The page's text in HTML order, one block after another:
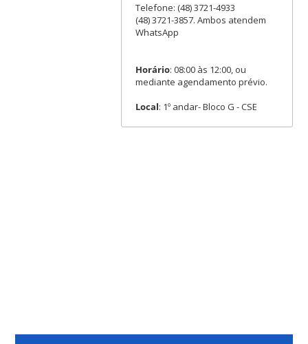
Telefone: (48) 3721-4933
(48) 3721-3857. Ambos atendem
WhatsApp
Horário: 08:00 às 12:00, ou
mediante agendamento prévio.
Local: 1º andar- Bloco G - CSE